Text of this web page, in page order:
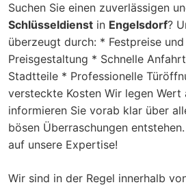
Suchen Sie einen zuverlässigen
Schlüsseldienst in Engelsdorf?
überzeugt durch: * Festpreise
Preisgestaltung * Schnelle
Stadtteile * Professionelle
versteckte Kosten Wir legen Wert
informieren Sie vorab klar über
bösen Überraschungen
auf unsere Expertise!
Wir sind in der Regel innerhalb